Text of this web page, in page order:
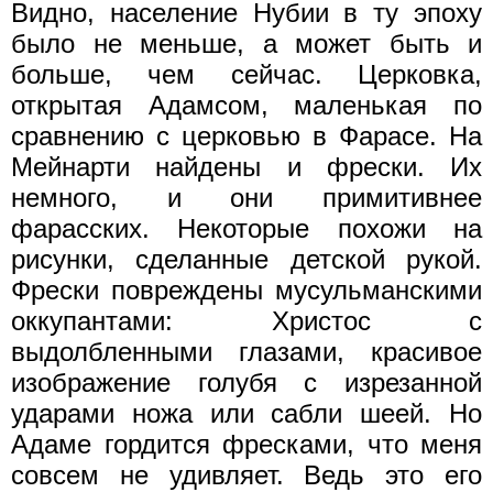
Видно, население Нубии в ту эпоху
было не меньше, а может быть и
больше, чем сейчас. Церковка,
открытая Адамсом, маленькая по
сравнению с церковью в Фарасе. На
Мейнарти найдены и фрески. Их
немного, и они примитивнее
фарасских. Некоторые похожи на
рисунки, сделанные детской рукой.
Фрески повреждены мусульманскими
оккупантами: Христос с
выдолбленными глазами, красивое
изображение голубя с изрезанной
ударами ножа или сабли шеей. Но
Адаме гордится фресками, что меня
совсем не удивляет. Ведь это его